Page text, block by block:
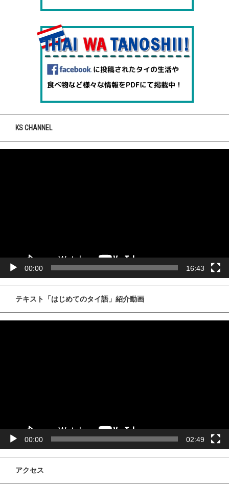
KS CHANNEL
00:00 16:43
テキスト「はじめてのタイ語」紹介動画
00:00 02:49
アクセス